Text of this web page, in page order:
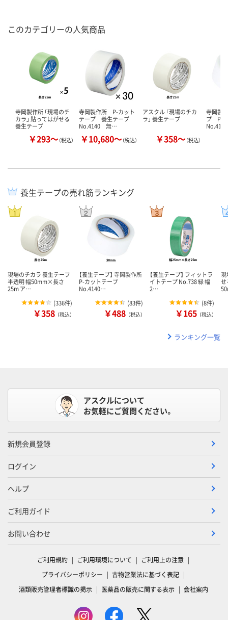
このカテゴリーの人気商品
寺岡製作所 「現場のチ
カラ」 貼ってはがせる
養生テープ
￥293～（税込）
寺岡製作所 P-カット
テープ 養生テープ
No.4140 無…
￥10,680～（税込）
アスクル 「現場のチカ
ラ」 養生テープ
￥358～（税込）
寺岡製
プ P-
養生テープの売れ筋ランキング
現場のチカラ 養生テープ
半透明 幅50mm×長さ
25m ア…
(336件)
￥358 （税込）
【養生テープ】 寺岡製作所
P-カットテープ
No.4140…
(83件)
￥488 （税込）
【養生テープ】 フィットラ
イトテープ No.738 緑 幅
2…
(8件)
￥165 （税込）
現
せ
ランキング一覧
アスクルについて
お気軽にご質問ください。
新規会員登録
ログイン
ヘルプ
ご利用ガイド
お問い合わせ
ご利用規約 ご利用環境について
ご利用上の注意
プライバシーポリシー
古物営業法に基づく表記
酒類販売管理者標識の掲示
医薬品の販売に関する表示 会社案内